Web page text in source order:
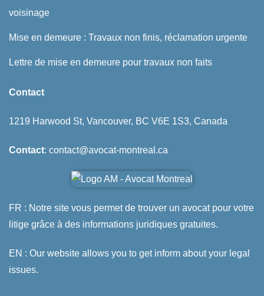
voisinage
Mise en demeure : Travaux non finis, réclamation urgente
Lettre de mise en demeure pour travaux non faits
Contact
1219 Harwood St, Vancouver, BC V6E 1S3, Canada
Contact: contact@avocat-montreal.ca
FR : Notre site vous permet de trouver un avocat pour votre
litige grâce à des informations juridiques gratuites.
EN : Our website allows you to get inform about your legal
issues.